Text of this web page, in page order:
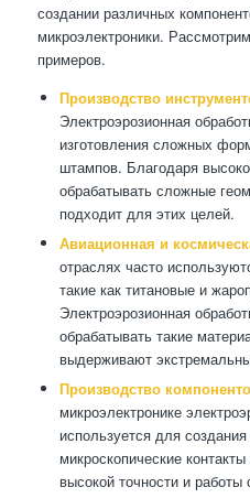
создании различных
микроэлектроники.
примеров.
Производство
Электроэрозионная
изготовления сложных
штампов. Благодаря
обрабатывать сложные
подходит для этих целей.
Авиационная и
отраслях часто
такие как титановые и
Электроэрозионная
обрабатывать такие
выдерживают
Производство
микроэлектронике
используется для
микроскопические
высокой точности и